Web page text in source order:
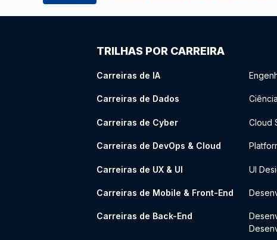
TRILHAS POR CARREIRA
Carreiras de IA
Carreiras de Dados
Carreiras de Cyber Cloud
Carreiras de DevOps & Cloud
Carreiras de UX & UI UI
Carreiras de Mobile & Front-End
Carreiras de Back-End